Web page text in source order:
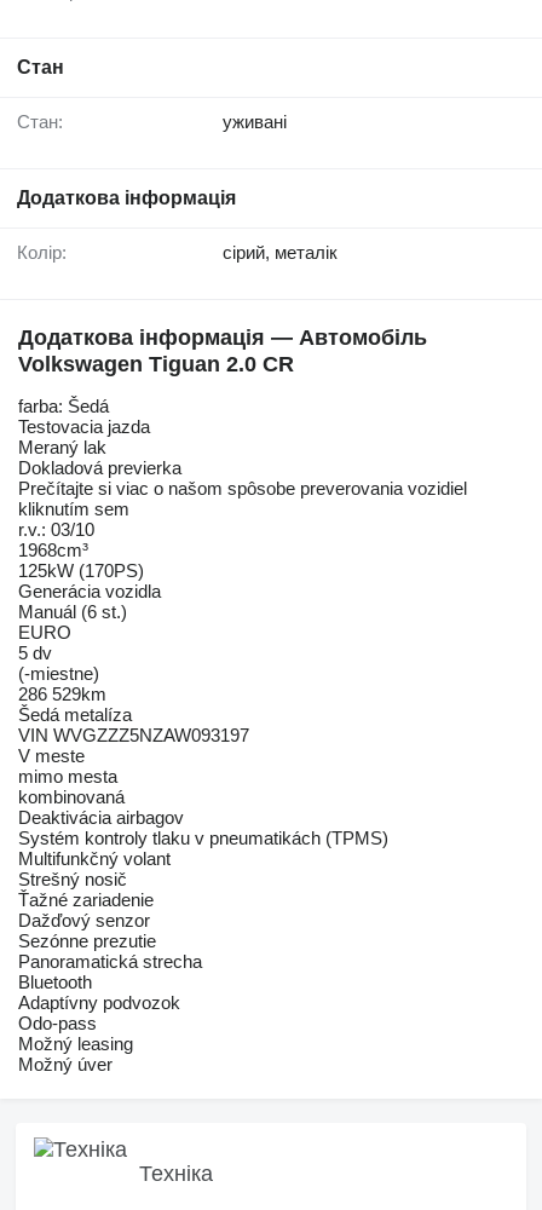
Стан
Стан: уживані
Додаткова інформація
Колір: сірий, металік
Додаткова інформація — Автомобіль
Volkswagen Tiguan 2.0 CR
farba: Šedá
Testovacia jazda
Meraný lak
Dokladová previerka
Prečítajte si viac o našom spôsobe preverovania vozidiel
kliknutím sem
r.v.: 03/10
1968cm³
125kW (170PS)
Generácia vozidla
Manuál (6 st.)
EURO
5 dv
(-miestne)
286 529km
Šedá metalíza
VIN WVGZZZ5NZAW093197
V meste
mimo mesta
kombinovaná
Deaktivácia airbagov
Systém kontroly tlaku v pneumatikách (TPMS)
Multifunkčný volant
Strešný nosič
Ťažné zariadenie
Dažďový senzor
Sezónne prezutie
Panoramatická strecha
Bluetooth
Adaptívny podvozok
Odo-pass
Možný leasing
Možný úver
Техніка